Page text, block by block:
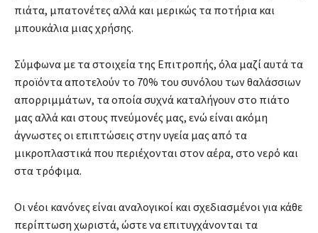
πιάτα, μπατονέτες αλλά και μερικώς τα ποτήρια και
μπουκάλια μιας χρήσης.
Σύμφωνα με τα στοιχεία της Επιτροπής, όλα μαζί αυτά τα
προϊόντα αποτελούν το 70% του συνόλου των θαλάσσιων
απορριμμάτων, τα οποία συχνά καταλήγουν στο πιάτο
μας αλλά και στους πνεύμονές μας, ενώ είναι ακόμη
άγνωστες οι επιπτώσεις στην υγεία μας από τα
μικροπλαστικά που περιέχονται στον αέρα, στο νερό και
στα τρόφιμα.
Οι νέοι κανόνες είναι αναλογικοί και σχεδιασμένοι για κάθε
περίπτωση χωριστά, ώστε να επιτυγχάνονται τα